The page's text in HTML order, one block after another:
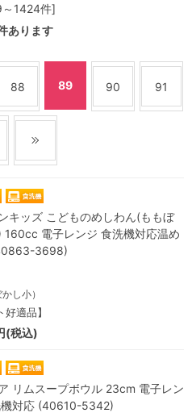
1424件]
あります
88 89 90 91
キッズ こどものめしわん(ももぼ
160cc 電子レンジ 食洗機対応温め
3698)
し小）
好適品】
(税込)
リムスープボウル 23cm 電子レン
機対応 (40610-5342)